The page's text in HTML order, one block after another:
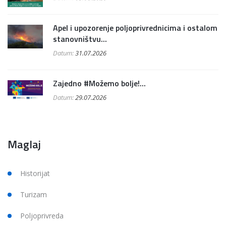
Apel i upozorenje poljoprivrednicima i ostalom
stanovništvu...
Datum:31.07.2026
Zajedno #Možemo bolje!...
Datum:29.07.2026
Maglaj
Historijat
Turizam
Poljoprivreda